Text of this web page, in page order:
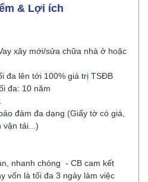
& Lợi ích
mới/sửa chữa nhà ở hoặc
lên tới 100% giá trị TSĐB
10 năm
đa dạng (Giấy tờ có giá,
vận tải...)
chóng - CB cam kết
vốn là tối đa 3 ngày làm việc